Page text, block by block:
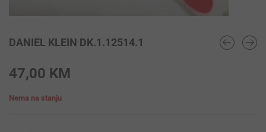
DANIEL KLEIN DK.1.12514.1
47,00 KM
Nema na stanju